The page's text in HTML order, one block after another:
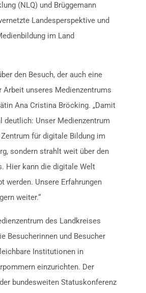
(NLQ) und Brüggemann
Landesperspektive und
im Land
den Besuch, der auch eine
Arbeit unseres Medienzentrums
Ana Cristina Bröcking. „Damit
deutlich: Unser Medienzentrum
für digitale Bildung im
sondern strahlt weit über den
Hier kann die digitale Welt
werden. Unsere Erfahrungen
weiter.“
des Landkreises
Besucherinnen und Besucher
Institutionen in
einzurichten. Der
bundesweiten Statuskonferenz